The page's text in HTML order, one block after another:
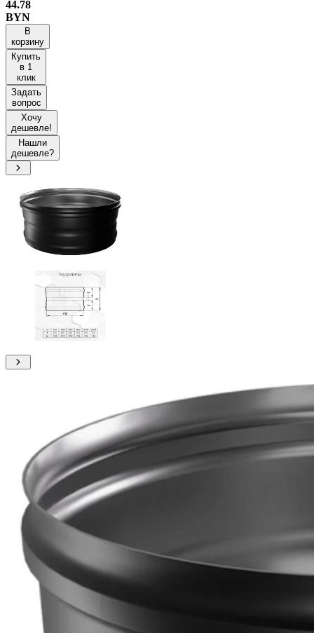
44.78
BYN
В
корзину
Купить
в 1
клик
Задать
вопрос
Хочу
дешевле!
Нашли
дешевле?